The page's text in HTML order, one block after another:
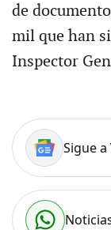
de
mil que han
Inspector
Sigue a